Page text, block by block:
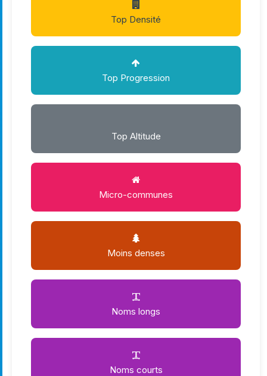
Top Densité
Top Progression
Top Altitude
Micro-communes
Moins denses
Noms longs
Noms courts